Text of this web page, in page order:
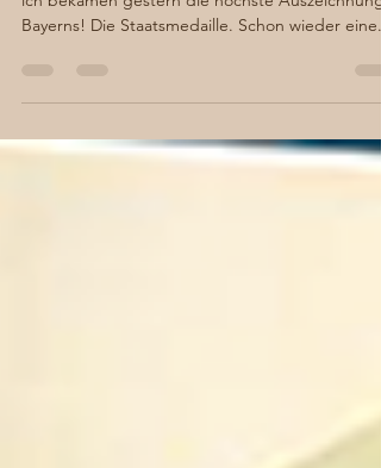
Überraschung im Oktober: Der grüne Baron und